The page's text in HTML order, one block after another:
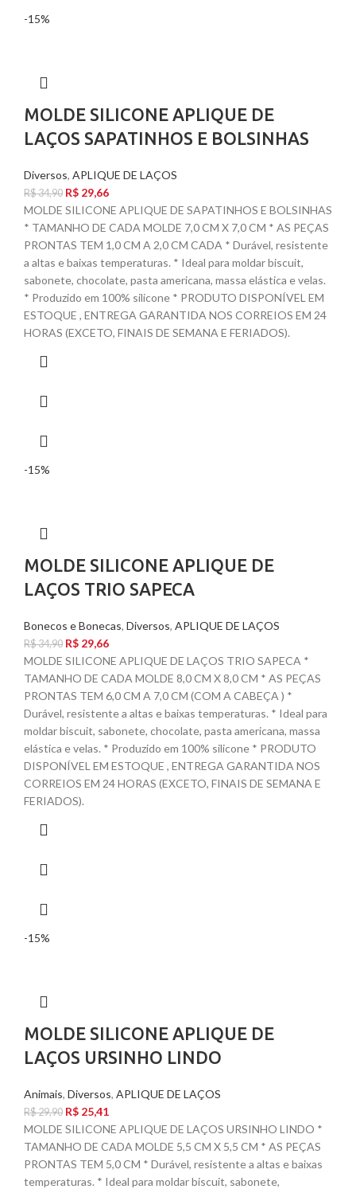
-15%
MOLDE SILICONE APLIQUE DE
LAÇOS SAPATINHOS E BOLSINHAS
Diversos, APLIQUE DE LAÇOS
R$34,90 R$ 29,66
MOLDE SILICONE APLIQUE DE SAPATINHOS E BOLSINHAS
* TAMANHO DE CADA MOLDE 7,0 CM X 7,0 CM * AS PEÇAS
PRONTAS TEM 1,0 CM A 2,0 CM CADA * Durável, resistente
a altas e baixas temperaturas. * Ideal para moldar biscuit,
sabonete, chocolate, pasta americana, massa elástica e velas.
* Produzido em 100% silicone * PRODUTO DISPONÍVEL EM
ESTOQUE , ENTREGA GARANTIDA NOS CORREIOS EM 24
HORAS (EXCETO, FINAIS DE SEMANA E FERIADOS).
-15%
MOLDE SILICONE APLIQUE DE
LAÇOS TRIO SAPECA
Bonecos e Bonecas, Diversos, APLIQUE DE LAÇOS
R$34,90 R$ 29,66
MOLDE SILICONE APLIQUE DE LAÇOS TRIO SAPECA *
TAMANHO DE CADA MOLDE 8,0 CM X 8,0 CM * AS PEÇAS
PRONTAS TEM 6,0 CM A 7,0 CM (COM A CABEÇA ) *
Durável, resistente a altas e baixas temperaturas. * Ideal para
moldar biscuit, sabonete, chocolate, pasta americana, massa
elástica e velas. * Produzido em 100% silicone * PRODUTO
DISPONÍVEL EM ESTOQUE , ENTREGA GARANTIDA NOS
CORREIOS EM 24 HORAS (EXCETO, FINAIS DE SEMANA E
FERIADOS).
-15%
MOLDE SILICONE APLIQUE DE
LAÇOS URSINHO LINDO
Animais, Diversos, APLIQUE DE LAÇOS
R$29,90 R$ 25,41
MOLDE SILICONE APLIQUE DE LAÇOS URSINHO LINDO *
TAMANHO DE CADA MOLDE 5,5 CM X 5,5 CM * AS PEÇAS
PRONTAS TEM 5,0 CM * Durável, resistente a altas e baixas
temperaturas. * Ideal para moldar biscuit, sabonete,